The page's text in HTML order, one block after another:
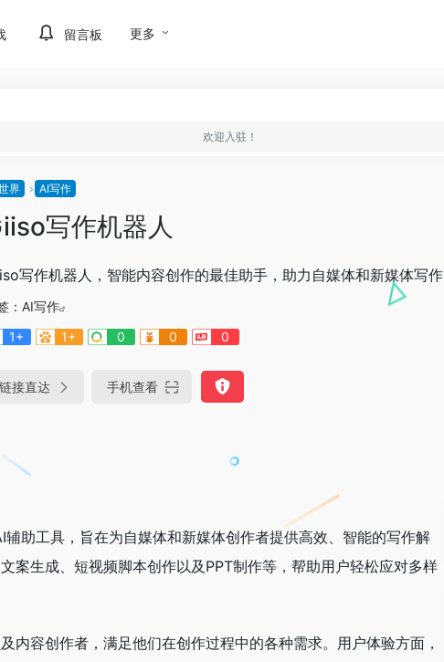
留言板 更多
欢迎入驻！
界 AI写作
写作机器人
写作机器人，智能内容创作的最佳助手，助力自媒体和新媒体写作
： AI写作
1+
1+ 0 0 0
链接直达 手机查看
助工具，旨在为自媒体和新媒体创作者提供高效、智能的写作解
案生成、短视频脚本创作以及PPT制作等，帮助用户轻松应对多样
内容创作者，满足他们在创作过程中的各种需求。用户体验方面，